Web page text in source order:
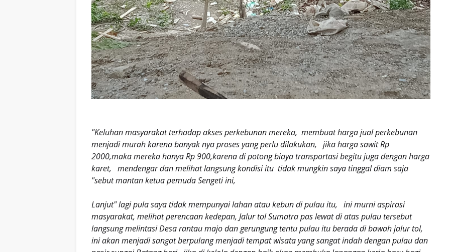
"Keluhan masyarakat terhadap akses perkebunan mereka, membuat harga jual perkebunan
menjadi murah karena banyak nya proses yang perlu dilakukan, jika harga sawit Rp
2000,maka mereka hanya Rp 900,karena di potong biaya transportasi begitu juga dengan harga
karet, mendengar dan melihat langsung kondisi itu tidak mungkin saya tinggal diam saja
"sebut mantan ketua pemuda Sengeti ini,
Lanjut" lagi pula saya tidak mempunyai lahan atau kebun di pulau itu, ini murni aspirasi
masyarakat, melihat perencaan kedepan, Jalur tol Sumatra pas lewat di atas pulau tersebut
langsung melintasi Desa rantau majo dan gerungung tentu pulau itu berada di bawah jalur tol,
ini akan menjadi sangat berpulang menjadi tempat wisata yang sangat indah dengan pulau dan